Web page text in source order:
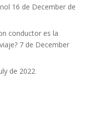
16 de December de
conductor es la
7 de December
de 2022